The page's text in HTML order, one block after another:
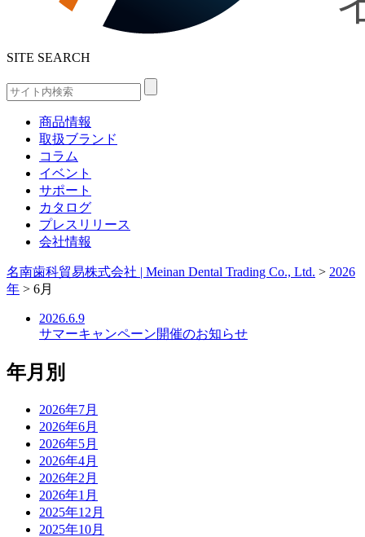
SITE SEARCH
商品情報
取扱ブランド
コラム
イベント
サポート
カタログ
プレスリリース
会社情報
名南歯科貿易株式会社 | Meinan Dental Trading Co., Ltd. > 2026
年 > 6月
2026.6.9
サマーキャンペーン開催のお知らせ
年月別
2026年7月
2026年6月
2026年5月
2026年4月
2026年2月
2026年1月
2025年12月
2025年10月